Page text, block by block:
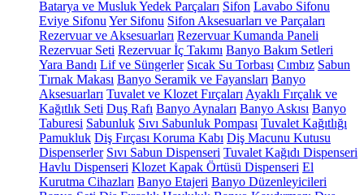
Batarya ve Musluk Yedek Parçaları Sifon Lavabo Sifonu
Eviye Sifonu Yer Sifonu Sifon Aksesuarları ve Parçaları
Rezervuar ve Aksesuarları Rezervuar Kumanda Paneli
Rezervuar Seti Rezervuar İç Takımı Banyo Bakım Setleri
Yara Bandı Lif ve Süngerler Sıcak Su Torbası Cımbız Sabun
Tırnak Makası Banyo Seramik ve Fayansları Banyo
Aksesuarları Tuvalet ve Klozet Fırçaları Ayaklı Fırçalık ve
Kağıtlık Seti Duş Rafı Banyo Aynaları Banyo Askısı Banyo
Taburesi Sabunluk Sıvı Sabunluk Pompası Tuvalet Kağıtlığı
Pamukluk Diş Fırçası Koruma Kabı Diş Macunu Kutusu
Dispenserler Sıvı Sabun Dispenseri Tuvalet Kağıdı Dispenseri
Havlu Dispenseri Klozet Kapak Örtüsü Dispenseri El
Kurutma Cihazları Banyo Etajeri Banyo Düzenleyicileri